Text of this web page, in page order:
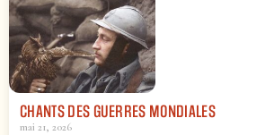
CHANTS DES GUERRES MONDIALES
mai 21, 2026